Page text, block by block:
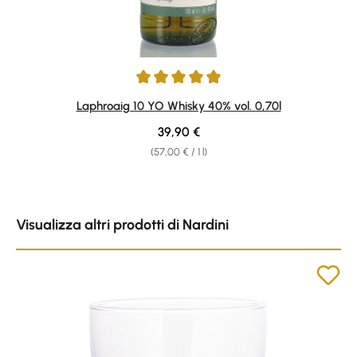
Average rating of 4.91 out of 5 stars
Laphroaig 10 YO Whisky 40% vol. 0,70l
(57,00 € / 1 l)
Regular price:
39,90 €
Visualizza altri prodotti di Nardini